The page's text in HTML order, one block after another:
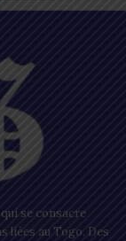
se consacre
liées au Togo. Des